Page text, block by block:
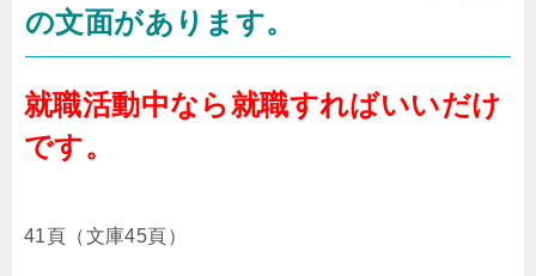
の文面があります。
就職活動中なら就職すればいいだけ
です。
41頁（文庫45頁）